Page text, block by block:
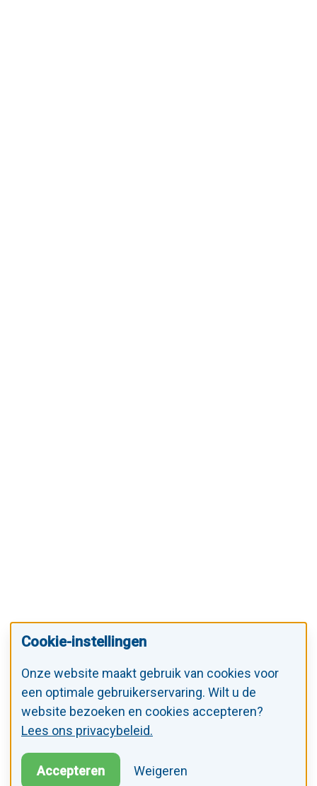
Cookie-instellingen
Onze website maakt gebruik van cookies voor
een optimale gebruikerservaring. Wilt u de
website bezoeken en cookies accepteren?
Lees ons privacybeleid.
Accepteren Weigeren